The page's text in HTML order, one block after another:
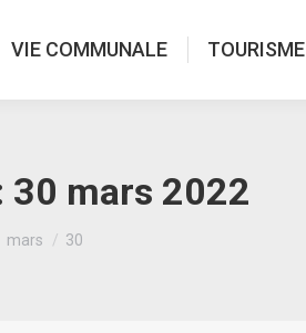
VIE COMMUNALE TOURISME
30 mars 2022
mars 30